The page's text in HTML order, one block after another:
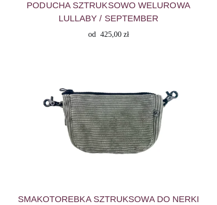
PODUCHA SZTRUKSOWO WELUROWA
LULLABY / SEPTEMBER
od 425,00 zł
SMAKOTOREBKA SZTRUKSOWA DO NERKI